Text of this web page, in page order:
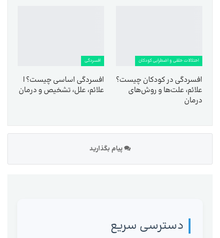
اختلالات خلقی و اضطرابی کودکان
افسردگی در کودکان چیست؟
علائم، علت‌ها و روش‌های
درمان
افسردگی
افسردگی اساسی چیست؟ |
علائم، علل، تشخیص و درمان
پیام بگذارید
دسترسی سریع